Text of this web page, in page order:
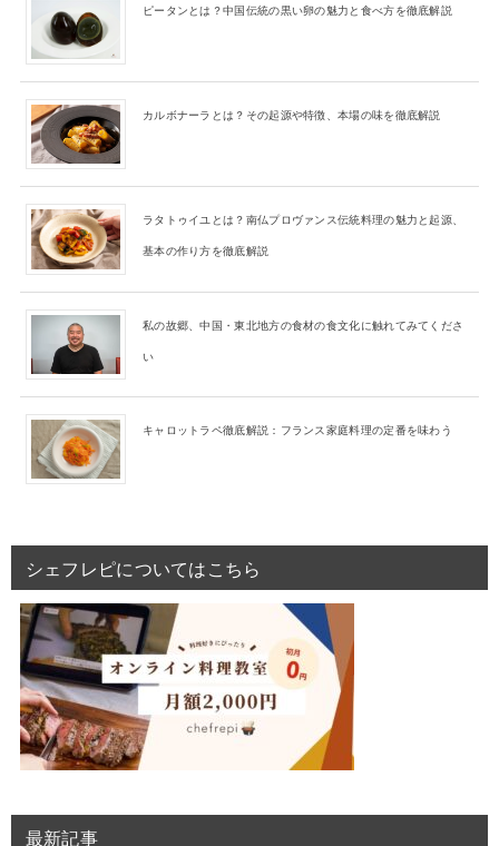
ピータンとは？中国伝統の黒い卵の魅力と食べ方を徹底解説
カルボナーラとは？その起源や特徴、本場の味を徹底解説
ラタトゥイユとは？南仏プロヴァンス伝統料理の魅力と起源、
基本の作り方を徹底解説
私の故郷、中国・東北地方の食材の食文化に触れてみてくださ
い
キャロットラペ徹底解説：フランス家庭料理の定番を味わう
シェフレピについてはこちら
最新記事